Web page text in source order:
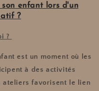
enfant lors d'un
?
?
est un moment où les
à des activités
ateliers favorisent le lien